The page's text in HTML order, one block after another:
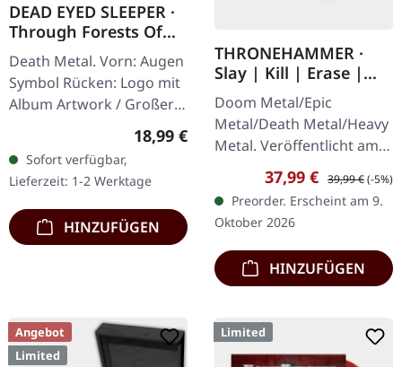
DEAD EYED SLEEPER ·
Through Forests Of
Nonentities Bug Zip |
HSW ZIP L
Death Metal. Vorn: Augen
Symbol Rücken: Logo mit
Album Artwork / Großer
stilisierter Käfer 80%
Baumwolle, 20% Polyester
Regulärer Preis:
18,99 €
Sofort verfügbar,
Lieferzeit: 1-2 Werktage
HINZUFÜGEN
THRONEHAMMER ·
Slay | Kill | Erase |
BLOOD SPLATTER 2LP
Doom Metal/Epic
Metal/Death Metal/Heavy
Metal. Veröffentlicht am
09.10.2026, auf Supreme
Chaos Records. Crystal
Clear/Blood Splatter
Doppel-Vinyl im…
Verkaufspreis:
37,99 € Regulärer
39,99 €(-5%)
Preorder. Erscheint am 9.
Oktober 2026
HINZUFÜGEN
Angebot
Limited
Limited